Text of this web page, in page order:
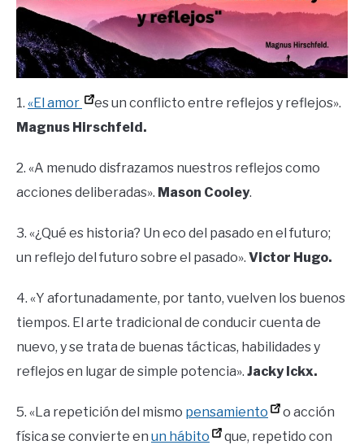
1. «El amor
es un conflicto entre reflejos y reflejos».
Magnus Hirschfeld.
2. «A menudo disfrazamos nuestros reflejos como
acciones deliberadas». Mason Cooley.
3. «¿Qué es historia? Un eco del pasado en el futuro;
un reflejo del futuro sobre el pasado». Victor Hugo.
4. «Y afortunadamente, por tanto, vuelven los buenos
tiempos. El arte tradicional de conducir cuenta de
nuevo, y se trata de buenas tácticas, habilidades y
reflejos en lugar de simple potencia». Jacky Ickx.
5. «La repetición del mismo pensamiento
o acción
física se convierte en un hábito
que, repetido con